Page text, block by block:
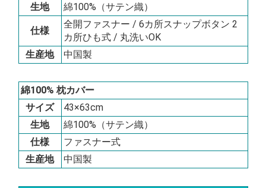
生地
綿100%（サテン織）
仕様
全開ファスナー / 6カ所スナップボタン 2
カ所ひも式 / 丸洗いOK
生産地
中国製
綿100% 枕カバー
サイズ
43×63cm
生地
綿100%（サテン織）
仕様
ファスナー式
生産地
中国製